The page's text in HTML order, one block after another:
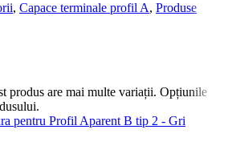
, Capace terminale profil A, Produse
produs are mai multe variații. Opțiunile